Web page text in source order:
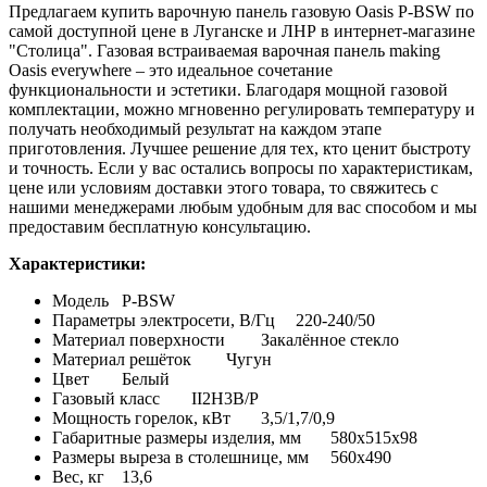
Предлагаем купить варочную панель газовую Oasis P-BSW по
самой доступной цене в Луганске и ЛНР в интернет-магазине
"Столица". Газовая встраиваемая варочная панель making
Oasis everywhere – это идеальное сочетание
функциональности и эстетики. Благодаря мощной газовой
комплектации, можно мгновенно регулировать температуру и
получать необходимый результат на каждом этапе
приготовления. Лучшее решение для тех, кто ценит быстроту
и точность. Если у вас остались вопросы по характеристикам,
цене или условиям доставки этого товара, то свяжитесь с
нашими менеджерами любым удобным для вас способом и мы
предоставим бесплатную консультацию.
Характеристики:
Модель
P-BSW
Параметры электросети, В/Гц
220-240/50
Материал поверхности
Закалённое стекло
Материал решёток
Чугун
Цвет
Белый
Газовый класс
II2H3B/P
Мощность горелок, кВт
3,5/1,7/0,9
Габаритные размеры изделия, мм
580x515x98
Размеры выреза в столешнице, мм
560x490
Вес, кг
13,6